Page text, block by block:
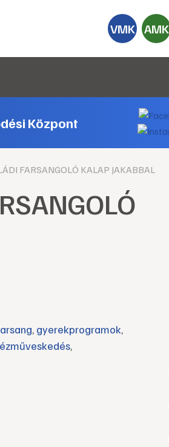
VMK AMK
Központ
FARSANGOLÓ KALAP JAKABBAL
, gyerekprogramok,
,